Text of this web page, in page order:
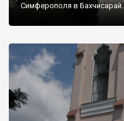
Симферополя в Бахчисарай.